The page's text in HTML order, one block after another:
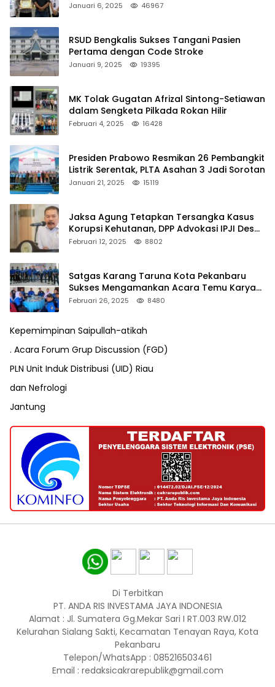
Januari 6, 2025 46967
RSUD Bengkalis Sukses Tangani Pasien
Pertama dengan Code Stroke
Januari 9, 2025 19395
MK Tolak Gugatan Afrizal Sintong-Setiawan
dalam Sengketa Pilkada Rokan Hilir
Februari 4, 2025 16428
Presiden Prabowo Resmikan 26 Pembangkit
Listrik Serentak, PLTA Asahan 3 Jadi Sorotan
Januari 21, 2025 15119
Jaksa Agung Tetapkan Tersangka Kasus
Korupsi Kehutanan, DPP Advokasi IPJI Desak
Pengusutan Pajak RAPP
Februari 12, 2025 8802
Satgas Karang Taruna Kota Pekanbaru
Sukses Mengamankan Acara Temu Karya
VII Karang Taruna Pekanbaru
Februari 26, 2025 8480
Kepemimpinan Saipullah-atikah
. Acara Forum Grup Discussion (FGD)
PLN Unit Induk Distribusi (UID) Riau
dan Nefrologi
Jantung
Di Terbitkan
PT. ANDA RIS INVESTAMA JAYA INDONESIA
Alamat : Jl. Sumatera Gg.Mekar Sari I RT.003 RW.012
Kelurahan Sialang Sakti, Kecamatan Tenayan Raya, Kota
Pekanbaru
Telepon/WhatsApp : 085216503461
Email : redaksicakrarepublik@gmail.com